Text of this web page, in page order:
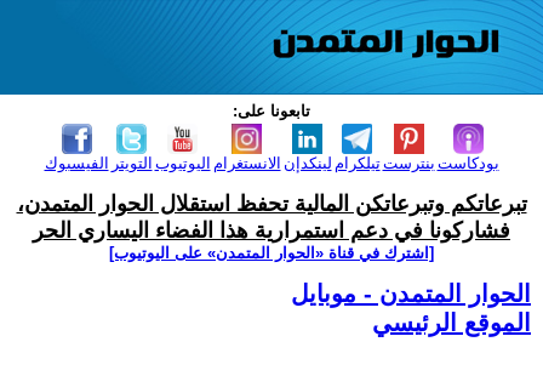
تابعونا على:
الفيسبوك التويتر اليوتيوب الانستغرام لينكدإن تيلكرامبنترست بودكاست
تبرعاتكم وتبرعاتكن المالية تحفظ استقلال الحوار المتمدن،
فشاركونا في دعم استمرارية هذا الفضاء اليساري الحر
[اشترك في قناة ‫«الحوار المتمدن» على اليوتيوب]
الحوار المتمدن - موبايل
الموقع الرئيسي